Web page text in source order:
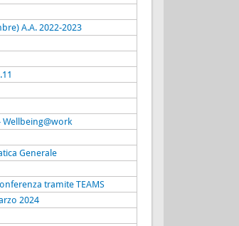
A.A. 2022-2023
Generale
tramite TEAMS
2024